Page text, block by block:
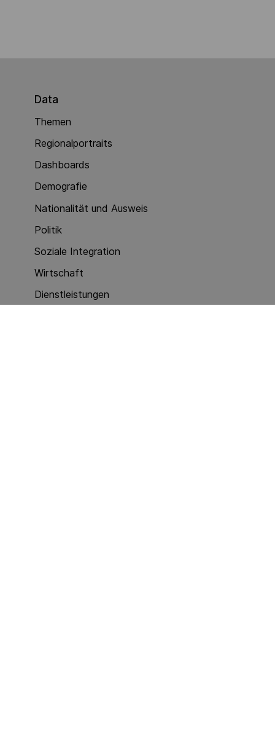
Data
Themen
Regionalportraits
Dashboards
Demografie
Nationalität und Ausweis
Politik
Soziale Integration
Wirtschaft
Dienstleistungen